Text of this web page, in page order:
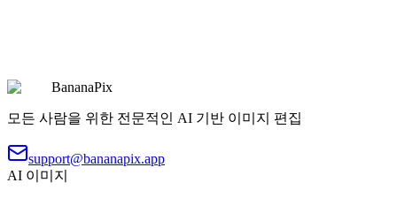
BananaPix
모든 사람을 위한 전문적인 AI 기반 이미지 편집
support@bananapix.app
AI 이미지